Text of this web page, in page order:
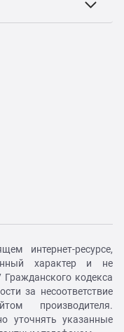
интернет-ресурсе,
характер и не
кодекса
за несоответствие
производителя.
уточнять указанные